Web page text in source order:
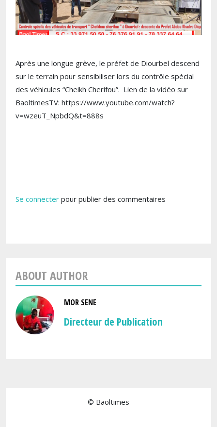
Après une longue grève, le préfet de Diourbel descend
sur le terrain pour sensibiliser lors du contrôle spécial
des véhicules “Cheikh Cherifou”. Lien de la vidéo sur
BaoltimesTV: https://www.youtube.com/watch?
v=wzeuT_NpbdQ&t=888s
Se connecter pour publier des commentaires
ABOUT AUTHOR
MOR SENE
Directeur de Publication
© Baoltimes